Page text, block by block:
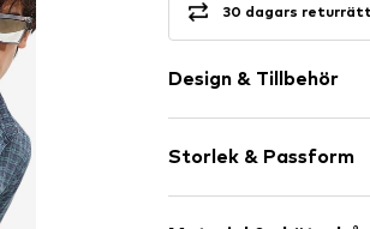
30 dagars returrätt
Design & Tillbehör
Bomull
Klassisk krage
Knäppning
Storlek & Passform